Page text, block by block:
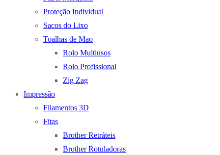
Proteção Individual
Sacos do Lixo
Toalhas de Mao
Rolo Multiusos
Rolo Profissional
Zig Zag
Impressão
Filamentos 3D
Fitas
Brother Retráteis
Brother Rotuladoras